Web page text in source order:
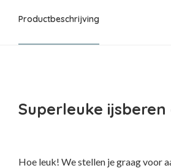
Productbeschrijving
Superleuke
Hoe leuk! We stellen je graag voor